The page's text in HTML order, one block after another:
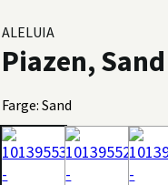
ALELUIA
Piazen,
Farge: Sand